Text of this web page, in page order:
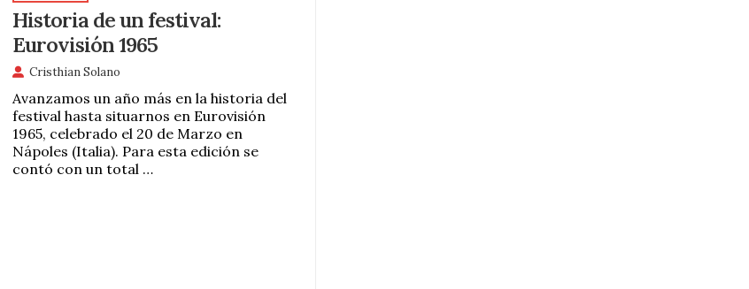
Historia de un festival:
Eurovisión 1965
Cristhian Solano
Avanzamos un año más en la historia del
festival hasta situarnos en Eurovisión
1965, celebrado el 20 de Marzo en
Nápoles (Italia). Para esta edición se
contó con un total …